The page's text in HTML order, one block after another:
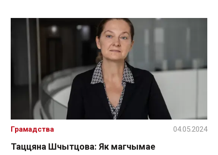
Таццяна Шчытцова: Як магчымае
Грамадства 04.05.2024